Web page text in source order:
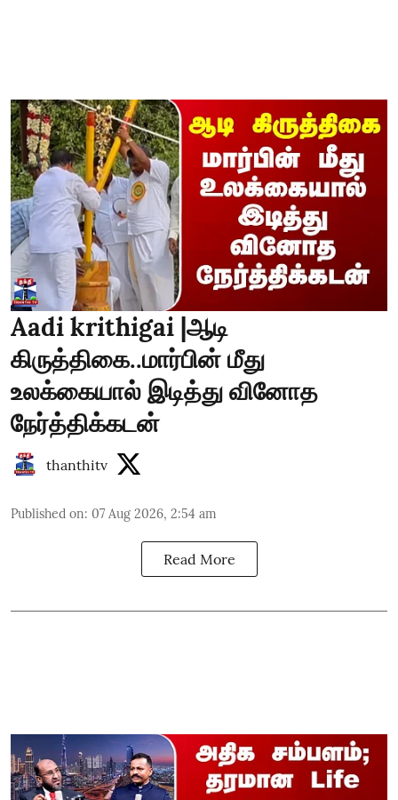
Aadi krithigai |ஆடி
கிருத்திகை..மார்பின் மீது
உலக்கையால் இடித்து வினோத
நேர்த்திக்கடன்
thanthitv
Published on: 07 Aug 2026, 2:54 am
Read More